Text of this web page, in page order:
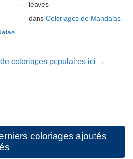
leaves
dans Coloriages de Mandalas
coloriages populaires ici →
coloriages ajoutés